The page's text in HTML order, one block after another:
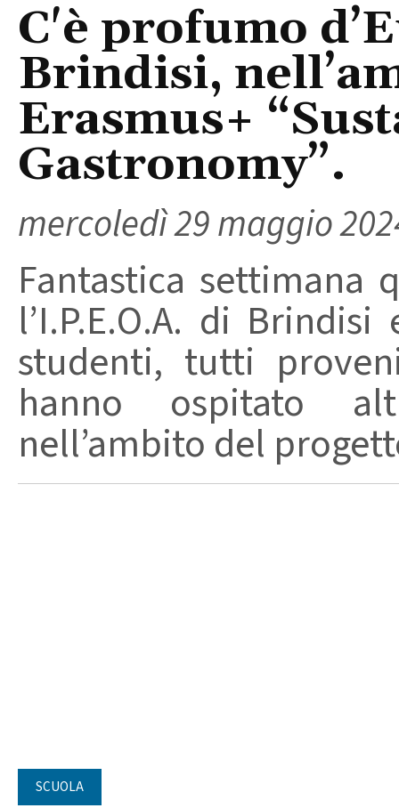
C'è profumo
Brindisi,
Erasmus+
Gastronomy”.
mercoledì 29 maggio
Fantastica settimana
l’I.P.E.O.A. di
studenti, tutti
hanno ospitato
nell’ambito del
SCUOLA